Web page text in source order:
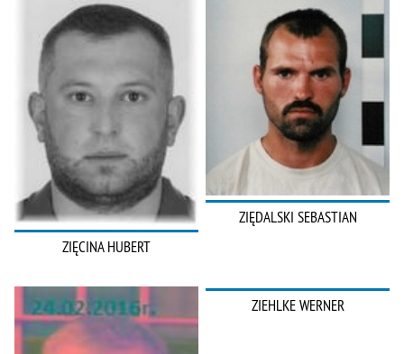
ZIĘCINA HUBERT
ZIĘDALSKI SEBASTIAN
ZIEHLKE WERNER